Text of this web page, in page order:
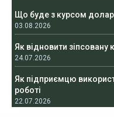
Що буде з курсом
03.08.2026
Як відновити зіпсовану
24.07.2026
Як підприємцю
роботі
22.07.2026